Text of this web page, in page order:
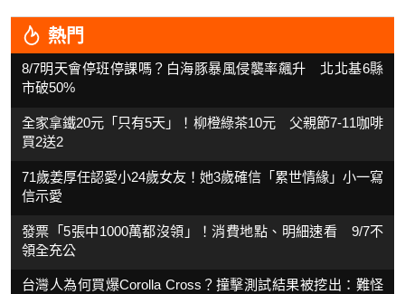
熱門
8/7明天會停班停課嗎？白海豚暴風侵襲率飆升 北北基6縣
市破50%
全家拿鐵20元「只有5天」！柳橙綠茶10元 父親節7-11咖啡
買2送2
71歲姜厚任認愛小24歲女友！她3歲確信「累世情緣」小一寫
信示愛
發票「5張中1000萬都沒領」！消費地點、明細速看 9/7不
領全充公
台灣人為何買爆Corolla Cross？撞擊測試結果被挖出：難怪